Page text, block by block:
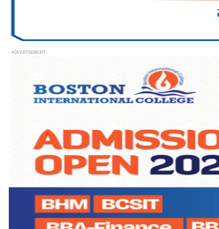
- ADVERTISEMENT -